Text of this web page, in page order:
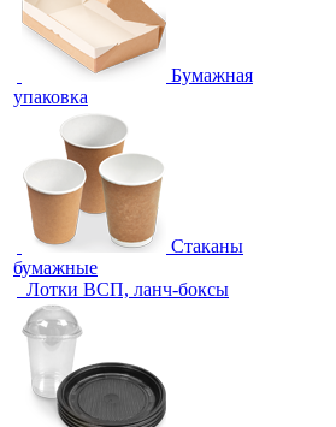
Бумажная
упаковка
Стаканы
бумажные
Лотки ВСП, ланч-боксы